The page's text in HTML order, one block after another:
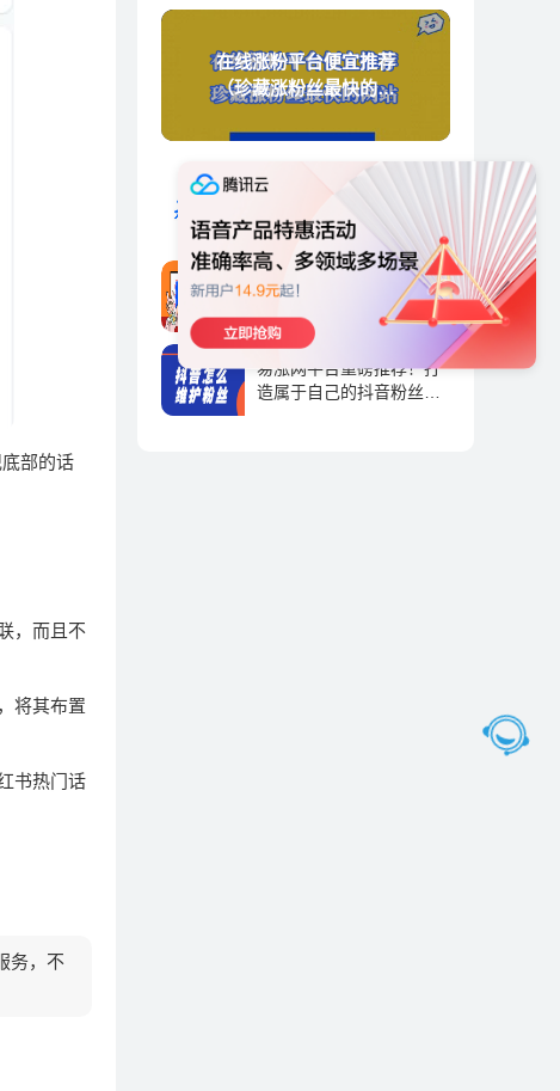
部的话
，而且不
将其布置
书热门话
务，不
在线涨粉平台便宜推荐
（珍藏涨粉丝最快的网
粉运营平台
抖音运营 | 2023-09-01
天兔网-抖音涨粉直播间的
标签，抖音直播标签怎么
弄-抖推宝
抖音运营 | 2023-09-01
易涨网平台重磅推荐！打
造属于自己的抖音粉丝帝